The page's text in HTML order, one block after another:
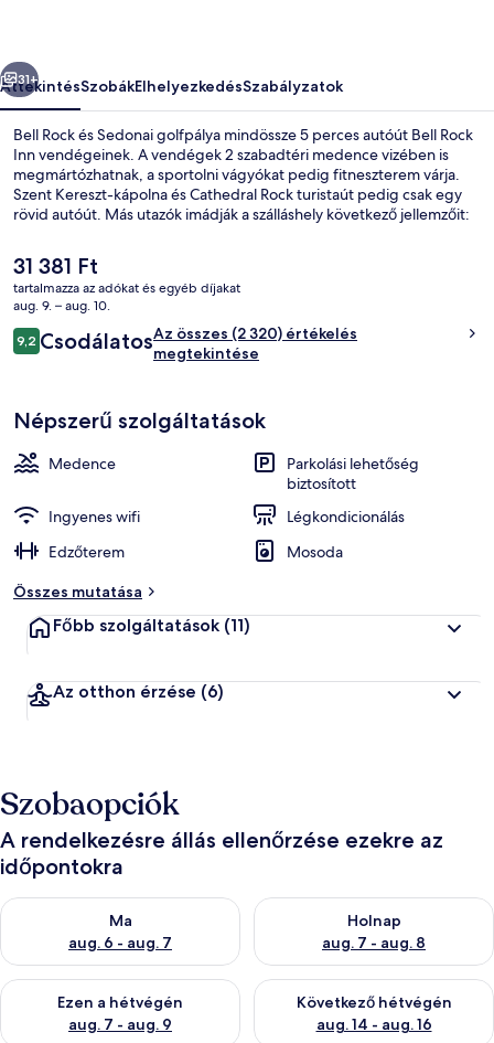
Következő
31+
ÁttekintésSzobákElhelyezkedésSzabályzatok
Bell Rock és Sedonai golfpálya mindössze 5 perces autóút Bell Rock
Inn vendégeinek. A vendégek 2 szabadtéri medence vizében is
megmártózhatnak, a sportolni vágyókat pedig fitneszterem várja.
Szent Kereszt-kápolna és Cathedral Rock turistaút pedig csak egy
rövid autóút. Más utazók imádják a szálláshely következő jellemzőit:
A
jelenlegi
ár
31 381 Ft
tartalmazza az adókat és egyéb díjakat
aug. 9. – aug. 10.
Értékelések
9,29,2 ennyiből: 10
CsodálatosAz összes (2 320) értékelés
megtekintése
Népszerű szolgáltatások
Medence
Parkolási lehetőség
biztosított
Ingyenes wifi
Légkondicionálás
Edzőterem
Mosoda
Összes mutatása
Főbb szolgáltatások (11)
Az otthon érzése (6)
Szobaopciók
A rendelkezésre állás ellenőrzése ezekre az
időpontokra
Ma
aug. 6 - aug. 7
A ma esti rendelkezésre állás ellenőrzése: aug. 6 - aug. 7
Holnap
aug. 7 - aug. 8
A holnapi rendelkezésre állás
Ezen a hétvégén
aug. 7 - aug. 9
A mostani hétvégi rendelkezésre állás ellenőrzése: aug. 7 -
Következő hétvégén
aug. 14 - aug. 16
A következő hétvégi